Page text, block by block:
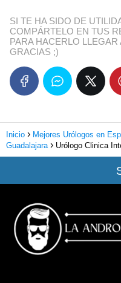
SI TE HA SIDO DE
COMPÁRTELO EN TUS
PARA HACERLO
GRACIAS ;)
Inicio Mejores Urólogos en
Guadalajara
Urólogo Clinica